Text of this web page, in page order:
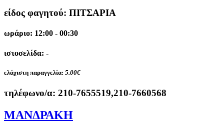
είδος φαγητού: ΠΙΤΣΑΡΙΑ
ωράριο: 12:00 - 00:30
ιστοσελίδα: -
ελάχιστη παραγγελία: 5.00€
τηλέφωνο/α: 210-7655519,210-7660568
ΜΑΝΔΡΑΚΗ